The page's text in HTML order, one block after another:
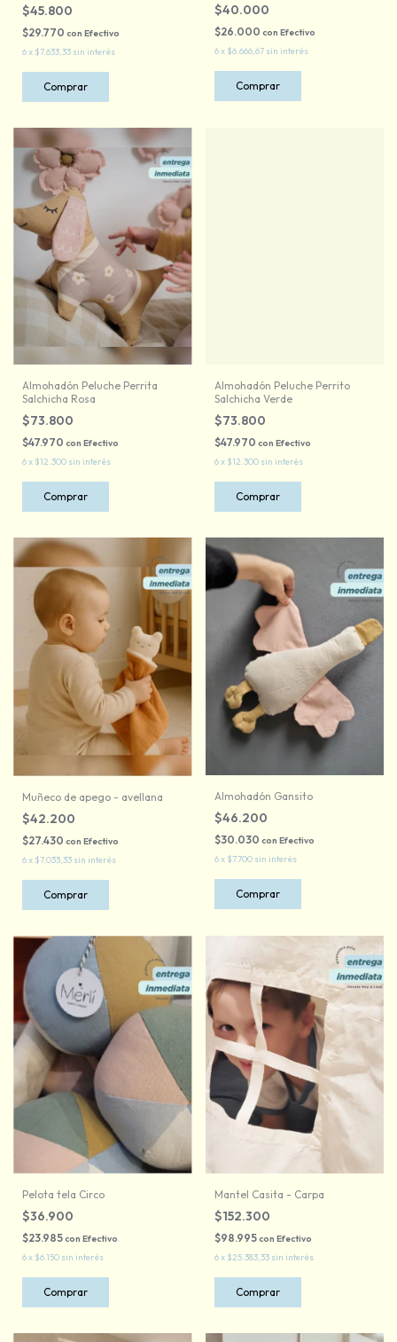
$45.800
$29.770 con Efectivo
6x $7.633,33 sin interés
$40.000
$26.000 con Efectivo
6x $6.666,67 sin interés
Comprar
Almohadón Peluche Perrita
Salchicha Rosa
$73.800
$47.970 con Efectivo
6x $12.300 sin interés
Almohadón Peluche Perrito
Salchicha Verde
$73.800
$47.970 con Efectivo
6x $12.300 sin interés
Muñeco de apego - avellana
$42.200
$27.430 con Efectivo
6x $7.033,33 sin interés
Almohadón Gansito
$46.200
$30.030 con Efectivo
6x $7.700 sin interés
Pelota tela Circo
$36.900
$23.985con Efectivo
6x $6.150 sin interés
Mantel Casita - Carpa
$152.300
$98.995con Efectivo
6x $25.383,33 sin interés